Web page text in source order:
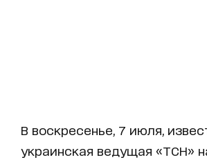
В воскресенье, 7 июля,
украинская ведущая «ТСН»